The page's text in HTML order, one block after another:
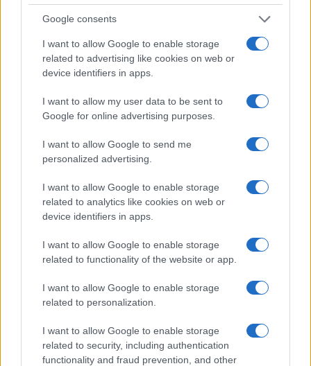
Google consents
I want to allow Google to enable storage
related to advertising like cookies on web or
device identifiers in apps.
I want to allow my user data to be sent to
Google for online advertising purposes.
I want to allow Google to send me
personalized advertising.
I want to allow Google to enable storage
related to analytics like cookies on web or
device identifiers in apps.
I want to allow Google to enable storage
related to functionality of the website or app.
I want to allow Google to enable storage
related to personalization.
I want to allow Google to enable storage
related to security, including authentication
functionality and fraud prevention, and other
Magna Pars Milano: un’esperienza olfattiva unica in un
ex stabilimento di profumi
LIFESTYLE
Dove si terrà Vogue World nel 2027: la scelta di San
Matteo Pellegrino · 6 Ago 2026